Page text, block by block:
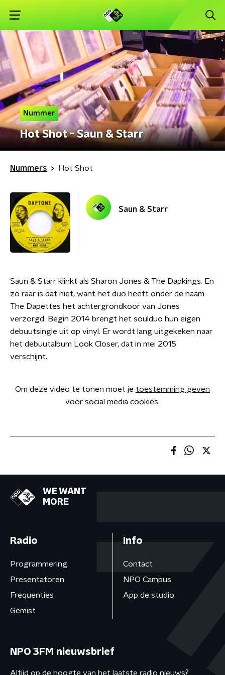
Nummer
Hot Shot - Saun & Starr
Nummers Hot Shot
Saun & Starr
Saun & Starr klinkt als Sharon Jones & The Dapkings. En
zo raar is dat niet, want het duo heeft onder de naam
The Dapettes het achtergrondkoor van Jones
verzorgd. Begin 2014 brengt het soulduo hun eigen
debuutsingle uit op vinyl. Er wordt lang uitgekeken naar
het debuutalbum Look Closer, dat in mei 2015
verschijnt.
Om deze video te tonen moet je toestemming geven
voor social media cookies.
WE WANT
MORE
Radio
Programmering
Presentatoren
Frequenties
Gemist
Info
Contact
NPO Campus
App de studio
NPO 3FM nieuwsbrief
Altijd op de hoogte van het laatste radio nieuws?